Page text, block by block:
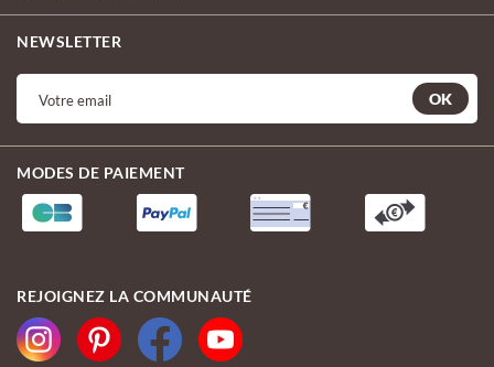
NEWSLETTER
OK
MODES DE PAIEMENT
REJOIGNEZ LA COMMUNAUTÉ